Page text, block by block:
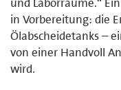
in Vorbereitung: die
Ölabscheidetanks –
von einer Handvoll
wird.